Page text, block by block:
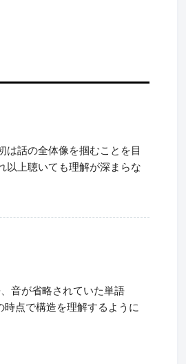
は話の全体像を掴むことを目
以上聴いても理解が深まらな
音が省略されていた単語
時点で構造を理解するように